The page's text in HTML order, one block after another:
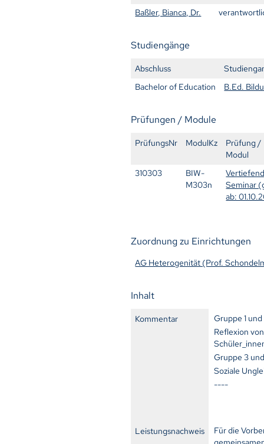
Baßler, Bianca, Dr.
Studiengänge
Abschluss
Bachelor of Education
B.Ed.
Prüfungen / Module
PrüfungsNr ModulKz
Prüfung /
Modul
310303
BIW-
M303n
Seminar
ab:
Zuordnung zu Einrichtungen
AG Heterogenität (Prof.
Inhalt
Kommentar
Gruppe 1
Reflexion
Gruppe 3
Soziale
----
Leistungsnachweis
Für die